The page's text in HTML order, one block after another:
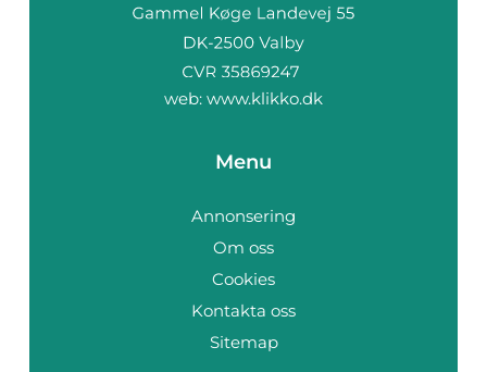
web: www.klikko.dk
Menu
Annonsering
Om oss
Cookies
Kontakta oss
Sitemap